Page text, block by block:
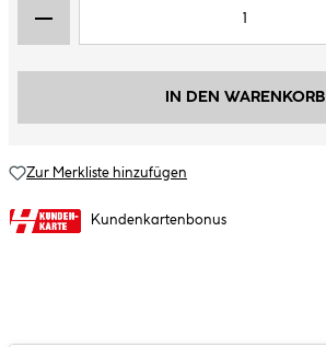
IN DEN WARENKORB
Zur Merkliste hinzufügen
Kundenkartenbonus